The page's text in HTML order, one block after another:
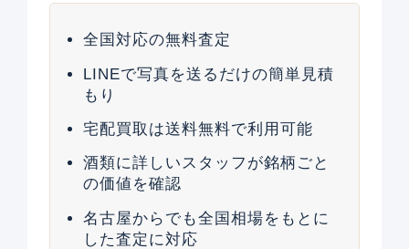
全国対応の無料査定
LINEで写真を送るだけの簡単見積
もり
宅配買取は送料無料で利用可能
酒類に詳しいスタッフが銘柄ごと
の価値を確認
名古屋からでも全国相場をもとに
した査定に対応